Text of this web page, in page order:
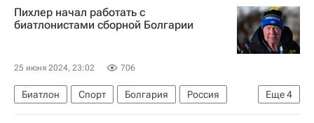
Пихлер начал работать с
биатлонистами сборной Болгарии
25 июня 2024, 23:02 706
Еще4
Биатлон Спорт Болгария
Россия
Рупольдинг
Вольфганг Пихлер